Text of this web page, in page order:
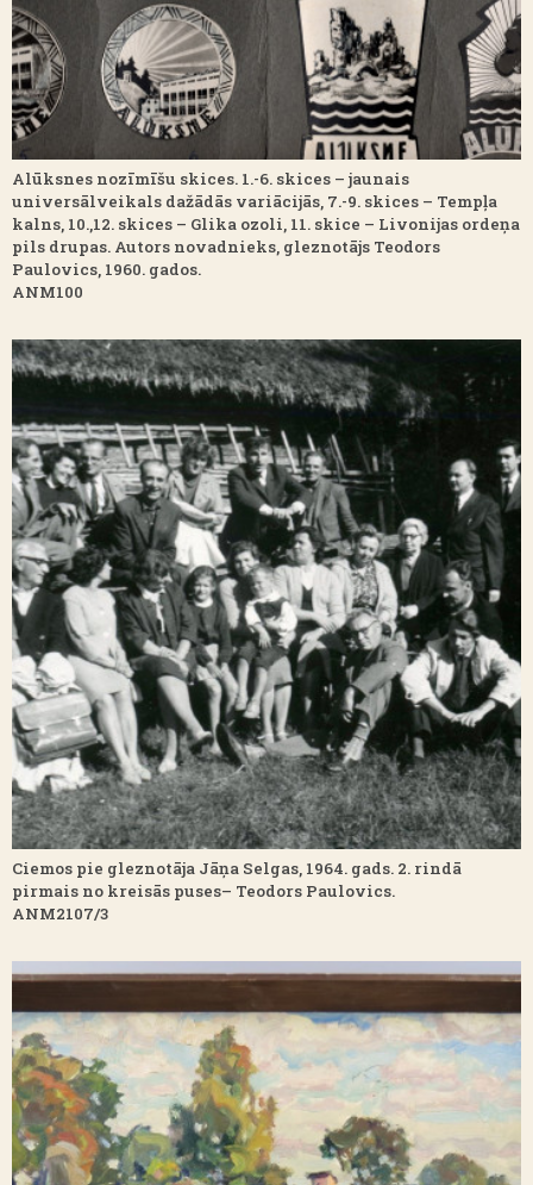
Alūksnes nozīmīšu skices. 1.-6. skices – jaunais
universālveikals dažādās variācijās, 7.-9. skices – Tempļa
kalns, 10.,12. skices – Glika ozoli, 11. skice – Livonijas ordeņa
pils drupas. Autors novadnieks, gleznotājs Teodors
Paulovics, 1960. gados.
ANM100
Ciemos pie gleznotāja Jāņa Selgas, 1964. gads. 2. rindā
pirmais no kreisās puses– Teodors Paulovics.
ANM2107/3